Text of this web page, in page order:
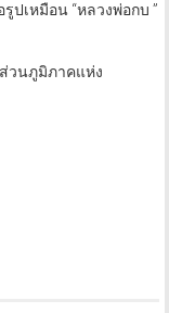
ปเหมือน “หลวงพ่อกบ ”
วนภูมิภาคแห่ง